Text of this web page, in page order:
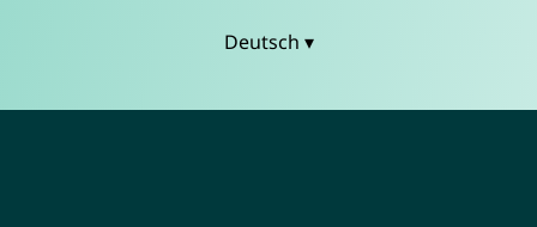
Deutsch ▾